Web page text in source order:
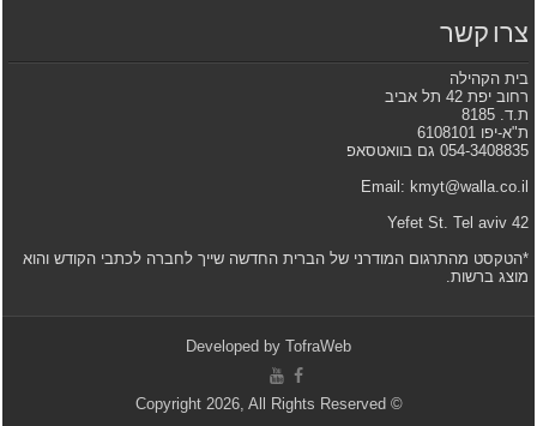
צרו קשר
בית הקהילה
רחוב יפת 42 תל אביב
ת.ד. 8185
ת"א-יפו 6108101
054-3408835 גם בוואטסאפ
Email: kmyt@walla.co.il
42 Yefet St. Tel aviv
*הטקסט מהתרגום המודרני של הברית החדשה שייך לחברה לכתבי הקודש והוא
מוצג ברשות.
Developed by TofraWeb
© Copyright 2026, All Rights Reserved